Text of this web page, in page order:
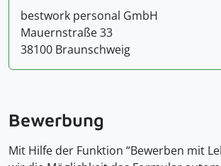
bestwork personal GmbH
Mauernstraße 33
38100 Braunschweig
Bewerbung
Mit Hilfe der Funktion “Bewerben mit